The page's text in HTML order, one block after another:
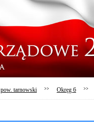
pow. tarnowski >> Okręg 6 >>